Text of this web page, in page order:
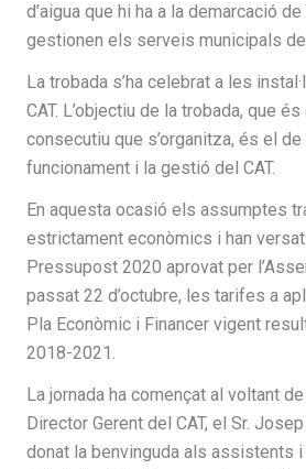
d’aigua que hi ha a la demarcació
gestionen els serveis municipals
La trobada s’ha celebrat a les
CAT. L’objectiu de la trobada, que
consecutiu que s’organitza, és el
funcionament i la gestió del CAT.
En aquesta ocasió els assumptes
estrictament econòmics i han
Pressupost 2020 aprovat per
passat 22 d’octubre, les tarifes a
Pla Econòmic i Financer vigent
2018-2021.
La jornada ha començat al voltant
Director Gerent del CAT, el Sr.
donat la benvinguda als assistents